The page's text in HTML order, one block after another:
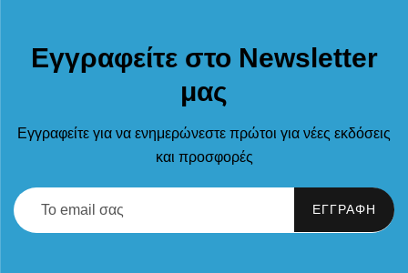
Εγγραφείτε στο Newsletter
μας
Εγγραφείτε για να ενημερώνεστε πρώτοι για νέες εκδόσεις
και προσφορές